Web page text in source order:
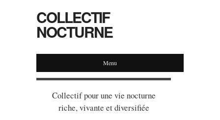
COLLECTIF
NOCTURNE
Menu
Collectif pour une vie nocturne
riche, vivante et diversifiée